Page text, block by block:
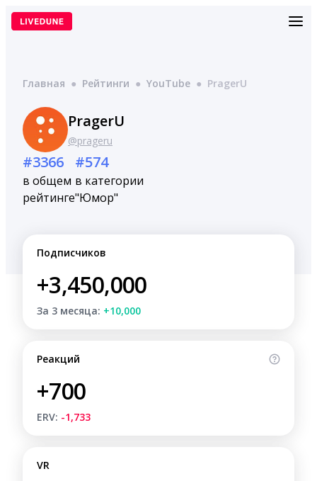
Перейти
Главная ● Рейтинги ● YouTube ● PragerU
PragerU
@prageru
#3366
в общем
рейтинге
#574
в категории
"Юмор"
Подписчиков
+3,450,000
За 3 месяца: +10,000
Реакций
+700
ERV: -1,733
VR